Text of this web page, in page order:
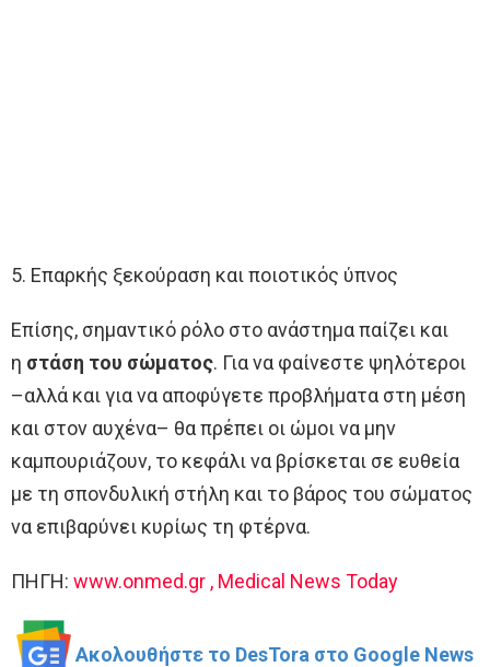
5. Επαρκής ξεκούραση και ποιοτικός ύπνος
Επίσης, σημαντικό ρόλο στο ανάστημα παίζει και
η στάση του σώματος. Για να φαίνεστε ψηλότεροι
–αλλά και για να αποφύγετε προβλήματα στη μέση
και στον αυχένα– θα πρέπει οι ώμοι να μην
καμπουριάζουν, το κεφάλι να βρίσκεται σε ευθεία
με τη σπονδυλική στήλη και το βάρος του σώματος
να επιβαρύνει κυρίως τη φτέρνα.
ΠΗΓΗ: www.onmed.gr , Medical News Today
Ακολουθήστε το DesTora στο Google News